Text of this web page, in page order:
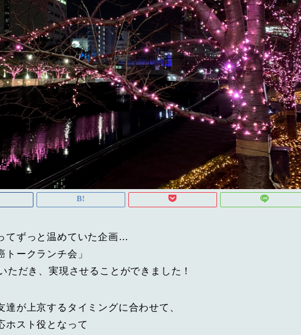
てずっと温めていた企画…
トークランチ会」
だき、実現させることができました！
が上京するタイミングに合わせて、
ホスト役となって